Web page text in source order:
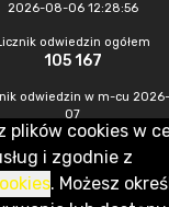
2026-08-06 12:28:56
odwiedzin ogółem
105 167
odwiedzin w m-cu 2026-
07
543
plików cookies w
i zgodnie z
. Możesz